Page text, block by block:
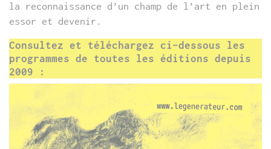
la reconnaissance d’un champ de l’art en plein
essor et devenir.
Consultez et téléchargez ci-dessous les
programmes de toutes les éditions depuis
2009 :